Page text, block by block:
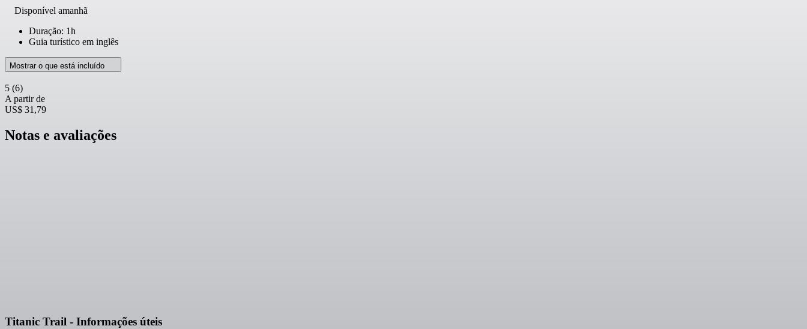
Disponível amanhã
Duração: 1h
Guia turístico em inglês
Mostrar o que está incluído
5 (6)
A partir de
US$ 31,79
Notas e avaliações
Titanic Trail - Informações úteis